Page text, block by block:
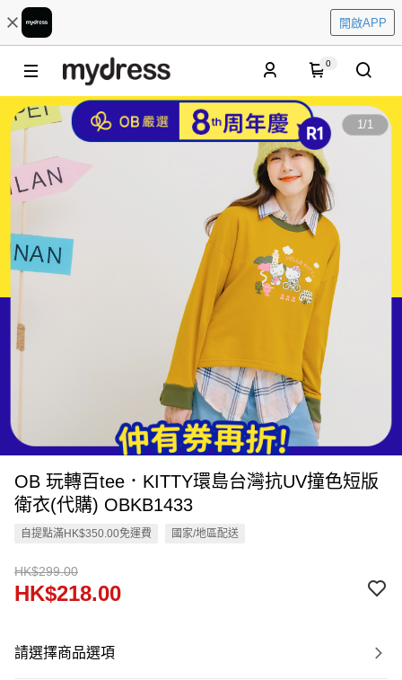
開啟APP
0
1/1
OB 玩轉百tee．KITTY環島台灣抗UV撞色短版
衛衣(代購) OBKB1433
自提點滿HK$350.00免運費 國家/地區配送
HK$299.00
HK$218.00
請選擇商品選項